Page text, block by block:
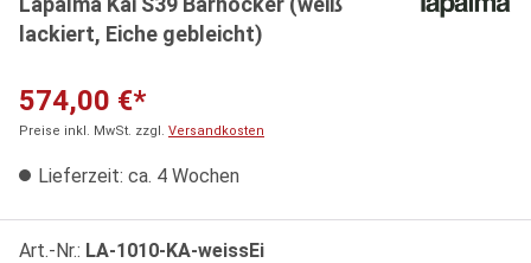
lackiert, Eiche gebleicht)
574,00 €*
Preise inkl. MwSt. zzgl. Versandkosten
Lieferzeit: ca. 4 Wochen
Art.-Nr.: LA-1010-KA-weissEi